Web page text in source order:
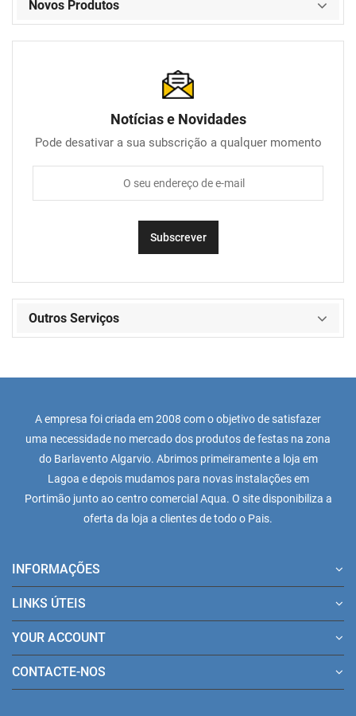
Novos Produtos
Notícias e Novidades
Pode desativar a sua subscrição a qualquer momento
Outros Serviços
A empresa foi criada em 2008 com o objetivo de satisfazer
uma necessidade no mercado dos produtos de festas na zona
do Barlavento Algarvio. Abrimos primeiramente a loja em
Lagoa e depois mudamos para novas instalações em
Portimão junto ao centro comercial Aqua. O site disponibiliza a
oferta da loja a clientes de todo o Pais.
INFORMAÇÕES
LINKS ÚTEIS
YOUR ACCOUNT
CONTACTE-NOS